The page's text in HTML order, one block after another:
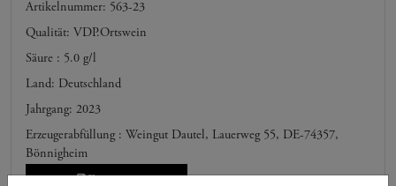
Artikelnummer: 563-23
Qualität: VDP.Ortswein
Säure : 5.0 g/l
Land: Deutschland
Jahrgang: 2023
Erzeugerabfüllung : Weingut Dautel, Lauerweg 55, DE-74357,
Bönnigheim